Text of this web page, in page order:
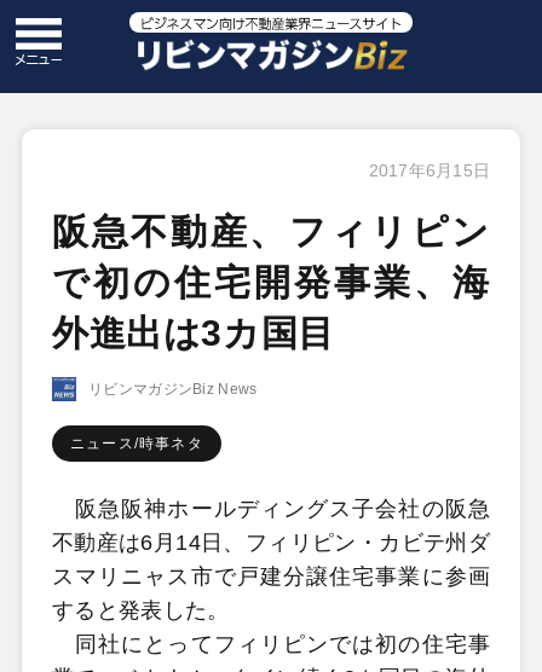
2017年6月15日
阪急不動産、フィリピン
で初の住宅開発事業、海
外進出は3カ国目
リビンマガジンBiz News
ニュース/時事ネタ
阪急阪神ホールディングス子会社の阪急
不動産は6月14日、フィリピン・カビテ州ダ
スマリニャス市で戸建分譲住宅事業に参画
すると発表した。
同社にとってフィリピンでは初の住宅事